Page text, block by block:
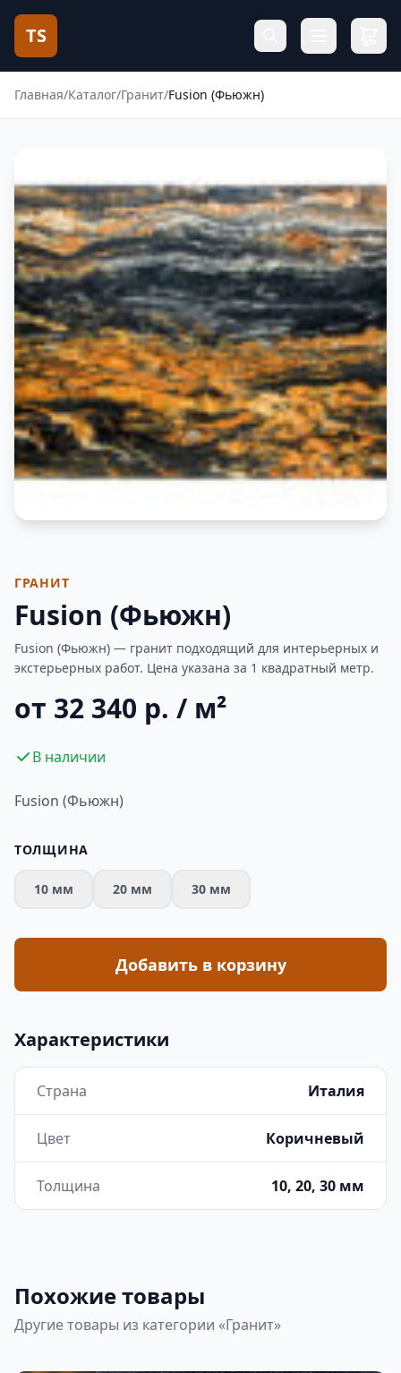
TS
Главная/Каталог/Гранит/Fusion (Фьюжн)
ГРАНИТ
Fusion (Фьюжн)
Fusion (Фьюжн) — гранит подходящий для интерьерных и
экстерьерных работ. Цена указана за 1 квадратный метр.
от 32 340 р. / м²
В наличии
Fusion (Фьюжн)
ТОЛЩИНА
10 мм 20 мм 30 мм
Добавить в корзину
Характеристики
Страна Италия
Цвет Коричневый
Толщина 10, 20, 30 мм
Похожие товары
Другие товары из категории «Гранит»